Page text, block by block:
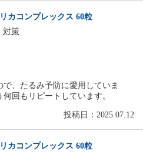
カコンプレックス 60粒
対策
、たるみ予防に愛用していま
回もリピートしています。
投稿日：2025.07.12
カコンプレックス 60粒